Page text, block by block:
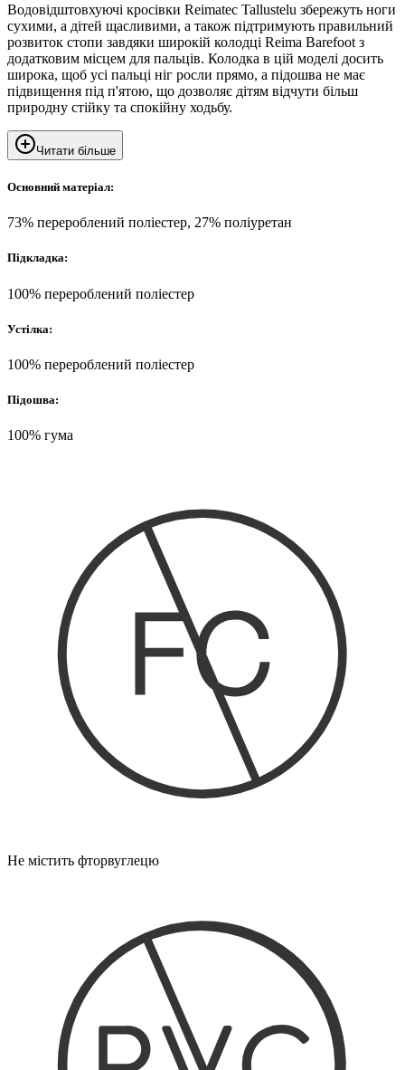
Водовідштовхуючі кросівки Reimatec Tallustelu збережуть ноги
сухими, а дітей щасливими, а також підтримують правильний
розвиток стопи завдяки широкій колодці Reima Barefoot з
додатковим місцем для пальців. Колодка в цій моделі досить
широка, щоб усі пальці ніг росли прямо, а підошва не має
підвищення під п'ятою, що дозволяє дітям відчути більш
природну стійку та спокійну ходьбу.
Читати більше
Основний матеріал:
73% перероблений поліестер, 27% поліуретан
Підкладка:
100% перероблений поліестер
Устілка:
100% перероблений поліестер
Підошва:
100% гума
Не містить фторвуглецю